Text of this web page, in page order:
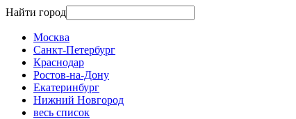
Найти город
Москва
Санкт-Петербург
Краснодар
Ростов-на-Дону
Екатеринбург
Нижний Новгород
весь список